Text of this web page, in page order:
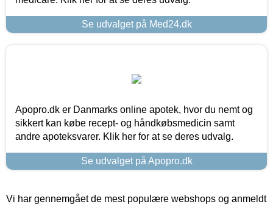
Se udvalget på Med24.dk
Apopro.dk er Danmarks online apotek, hvor du nemt og
sikkert kan købe recept- og håndkøbsmedicin samt
andre apoteksvarer. Klik her for at se deres udvalg.
Se udvalget på Apopro.dk
Vi har gennemgået de mest populære webshops og anmeldt